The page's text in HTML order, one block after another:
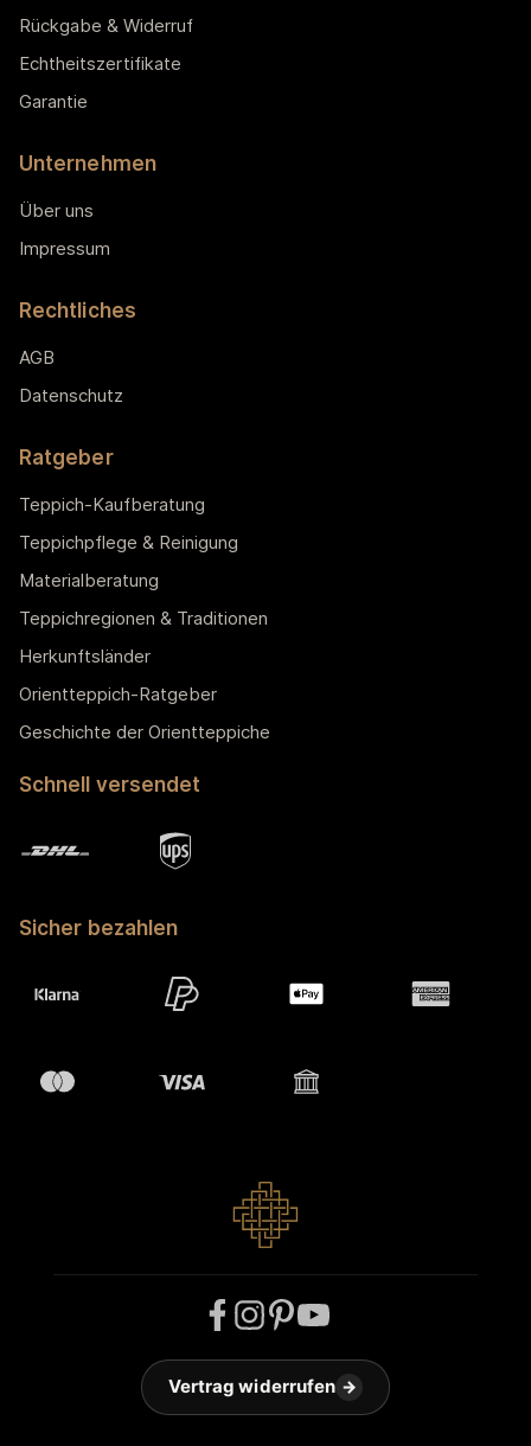
Rückgabe & Widerruf
Echtheitszertifikate
Garantie
Unternehmen
Über uns
Impressum
Rechtliches
AGB
Datenschutz
Ratgeber
Teppich-Kaufberatung
Teppichpflege & Reinigung
Materialberatung
Teppichregionen & Traditionen
Herkunftsländer
Orientteppich-Ratgeber
Geschichte der Orientteppiche
Schnell versendet
Sicher bezahlen
Vertrag widerrufen →